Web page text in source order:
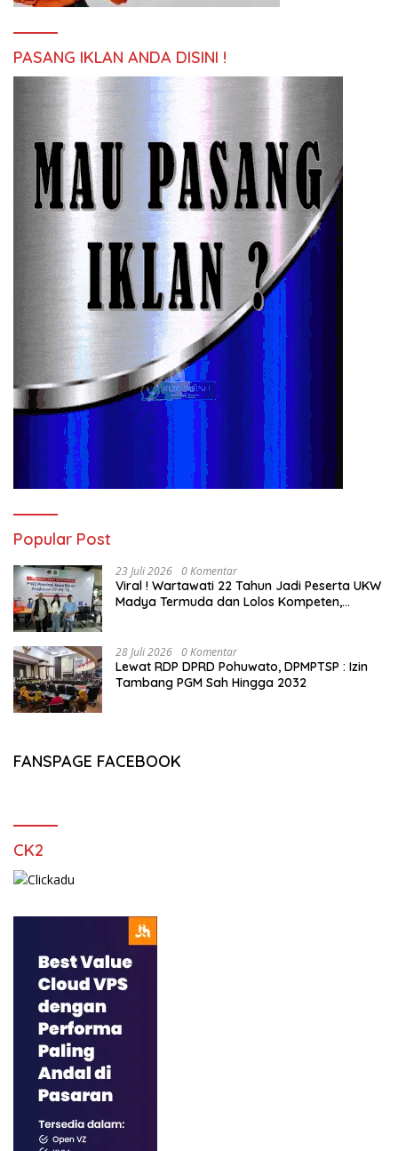
PASANG IKLAN ANDA DISINI !
Popular Post
23 Juli 2026 0 Komentar
Viral ! Wartawati 22 Tahun Jadi Peserta UKW
Madya Termuda dan Lolos Kompeten,
28 Juli 2026 0 Komentar
Lewat RDP DPRD Pohuwato, DPMPTSP : Izin
Tambang PGM Sah Hingga 2032
FANSPAGE FACEBOOK
CK2